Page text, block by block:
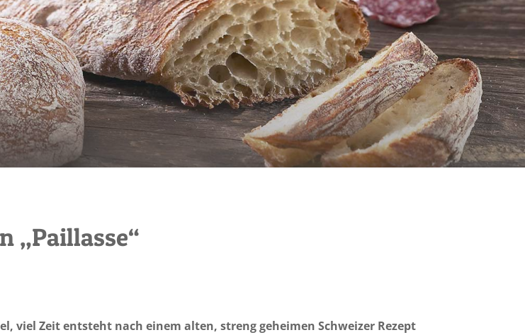
„Paillasse“
viel Zeit entsteht nach einem alten, streng geheimen Schweizer Rezept